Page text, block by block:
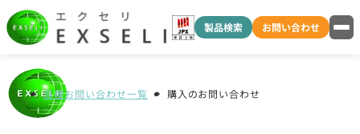
製品検索 お問い合わせ
各種お問い合わせ一覧 購入のお問い合わせ